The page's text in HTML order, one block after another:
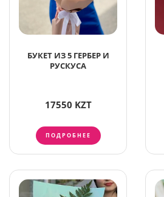
БУКЕТ ИЗ 5 ГЕРБЕР И
РУСКУСА
17550 KZT
ПОДРОБНЕЕ